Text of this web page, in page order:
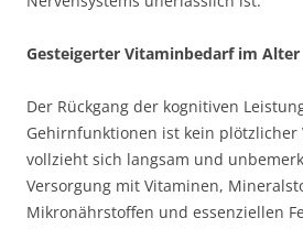
Gesteigerter Vitaminbedarf im Alter
Der Rückgang der kognitiven
Gehirnfunktionen ist kein plötzlicher
vollzieht sich langsam und
Versorgung mit Vitaminen,
Mikronährstoffen und essenziellen